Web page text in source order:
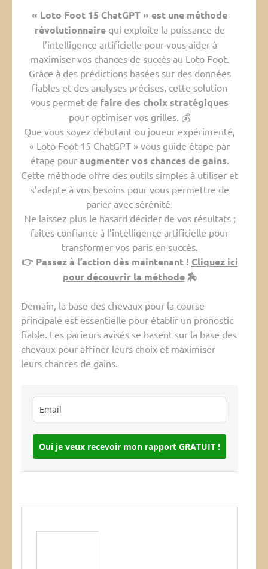
« Loto Foot 15 ChatGPT » est une méthode
révolutionnairequi exploite la puissance de
l’intelligence artificielle pour vous aider à
maximiser vos chances de succès au Loto Foot.
Grâce à des prédictions basées sur des données
fiables et des analyses précises, cette solution
vous permet de faire des choix stratégiques
pour optimiser vos grilles. 💰
Que vous soyez débutant ou joueur expérimenté,
« Loto Foot 15 ChatGPT » vous guide étape par
étape pour augmenter vos chances de gains.
Cette méthode offre des outils simples à utiliser et
s’adapte à vos besoins pour vous permettre de
parier avec sérénité.
Ne laissez plus le hasard décider de vos résultats ;
faites confiance à l’intelligence artificielle pour
transformer vos paris en succès.
👉 Passez à l’action dès maintenant ! Cliquez ici
pour découvrir la méthode🏇
Demain, la base des chevaux pour la course
principale est essentielle pour établir un pronostic
fiable. Les parieurs avisés se basent sur la base des
chevaux pour affiner leurs choix et maximiser
leurs chances de gains.
Oui je veux recevoir mon rapport GRATUIT !